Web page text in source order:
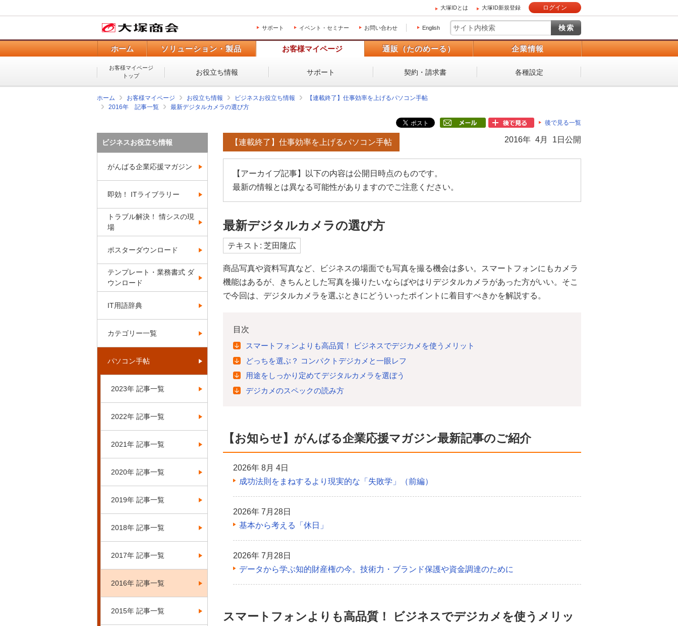
大塚IDとは 大塚ID新規登録 ログイン
サポート イベント・セミナー お問い合わせ English
ホーム ソリューション・製品 お客様マイページ 通販（たのめーる） 企業情報
お客様マイページ
トップ
お役立ち情報 サポート 契約・請求書 各種設定
ホーム お客様マイページ お役立ち情報 ビジネスお役立ち情報
【連載終了】仕事効率を上げるパソコン手帖
2016年 記事一覧
最新デジタルカメラの選び方
後で見る一覧
2016年 4月 1日公開
【連載終了】仕事効率を上げるパソコン手帖
【アーカイブ記事】以下の内容は公開日時点のものです。
最新の情報とは異なる可能性がありますのでご注意ください。
最新デジタルカメラの選び方
テキスト: 芝田隆広
商品写真や資料写真など、ビジネスの場面でも写真を撮る機会は多い。スマートフォンにもカメラ
機能はあるが、きちんとした写真を撮りたいならばやはりデジタルカメラがあった方がいい。そこ
で今回は、デジタルカメラを選ぶときにどういったポイントに着目すべきかを解説する。
目次
スマートフォンよりも高品質！ ビジネスでデジカメを使うメリット
どっちを選ぶ？ コンパクトデジカメと一眼レフ
用途をしっかり定めてデジタルカメラを選ぼう
デジカメのスペックの読み方
【お知らせ】がんばる企業応援マガジン最新記事のご紹介
2026年 8月 4日
成功法則をまねするより現実的な「失敗学」（前編）
2026年 7月28日
基本から考える「休日」
2026年 7月28日
データから学ぶ知的財産権の今。技術力・ブランド保護や資金調達のために
スマートフォンよりも高品質！ ビジネスでデジカメを使うメリッ
ビジネスお役立ち情報
がんばる企業応援マガジン
即効！ ITライブラリー
トラブル解決！ 情シスの現
場
ポスターダウンロード
テンプレート・業務書式 ダ
ウンロード
IT用語辞典
カテゴリー一覧
パソコン手帖
2023年 記事一覧
2022年 記事一覧
2021年 記事一覧
2020年 記事一覧
2019年 記事一覧
2018年 記事一覧
2017年 記事一覧
2016年 記事一覧
2015年 記事一覧